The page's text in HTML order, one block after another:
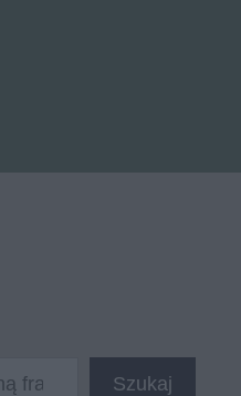
Szukaj